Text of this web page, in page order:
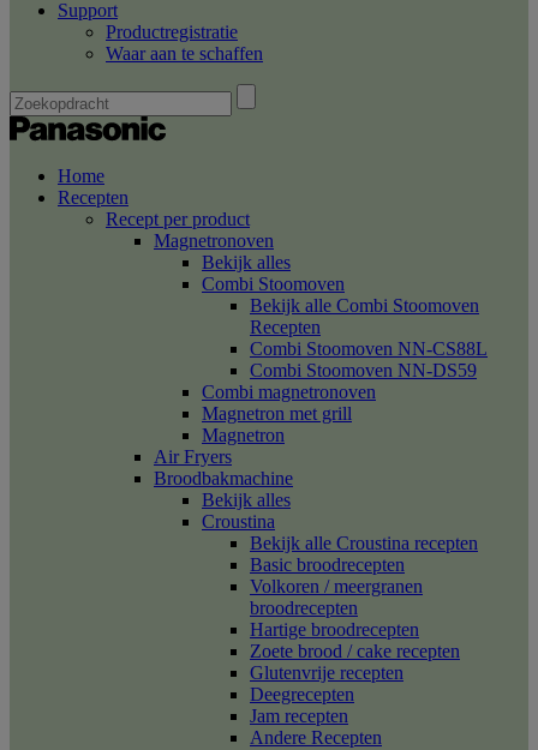
Support
Productregistratie
Waar aan te schaffen
Home
Recepten
Recept per product
Magnetronoven
Bekijk alles
Combi Stoomoven
Bekijk alle Combi Stoomoven
Recepten
Combi Stoomoven NN-CS88L
Combi Stoomoven NN-DS59
Combi magnetronoven
Magnetron met grill
Magnetron
Air Fryers
Broodbakmachine
Bekijk alles
Croustina
Bekijk alle Croustina recepten
Basic broodrecepten
Volkoren / meergranen
broodrecepten
Hartige broodrecepten
Zoete brood / cake recepten
Glutenvrije recepten
Deegrecepten
Jam recepten
Andere Recepten